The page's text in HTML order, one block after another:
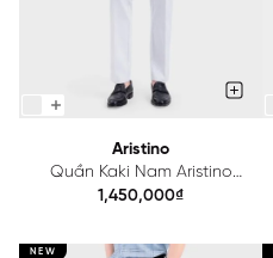
Aristino
Quần Kaki Nam Aristino
Regular Fit AKK805A0H0
1,450,000₫
NEW